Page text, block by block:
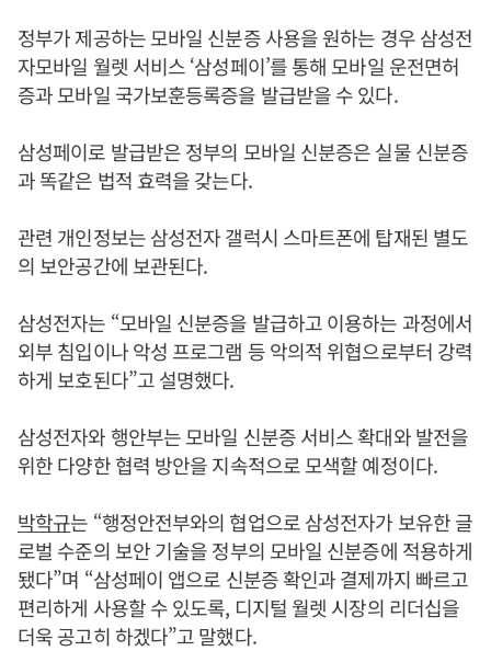
정부가 제공하는 모바일 신분증 사용을 원하는 경우 삼성전
자모바일 월렛 서비스 ‘삼성페이’를 통해 모바일 운전면허
증과 모바일 국가보훈등록증을 발급받을 수 있다.
삼성페이로 발급받은 정부의 모바일 신분증은 실물 신분증
과 똑같은 법적 효력을 갖는다.
관련 개인정보는 삼성전자 갤럭시 스마트폰에 탑재된 별도
의 보안공간에 보관된다.
삼성전자는 “모바일 신분증을 발급하고 이용하는 과정에서
외부 침입이나 악성 프로그램 등 악의적 위협으로부터 강력
하게 보호된다”고 설명했다.
삼성전자와 행안부는 모바일 신분증 서비스 확대와 발전을
위한 다양한 협력 방안을 지속적으로 모색할 예정이다.
박학규는 “행정안전부와의 협업으로 삼성전자가 보유한 글
로벌 수준의 보안 기술을 정부의 모바일 신분증에 적용하게
됐다”며 “삼성페이 앱으로 신분증 확인과 결제까지 빠르고
편리하게 사용할 수 있도록, 디지털 월렛 시장의 리더십을
더욱 공고히 하겠다”고 말했다.